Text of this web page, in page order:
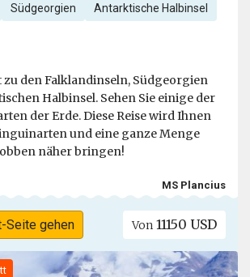
Südgeorgien Antarktische Halbinsel
zu den Falklandinseln, Südgeorgien
Halbinsel. Sehen Sie einige der
der Erde. Diese Reise wird Ihnen
und eine ganze Menge
näher bringen!
MS Plancius
Seite gehen Von 11150 USD